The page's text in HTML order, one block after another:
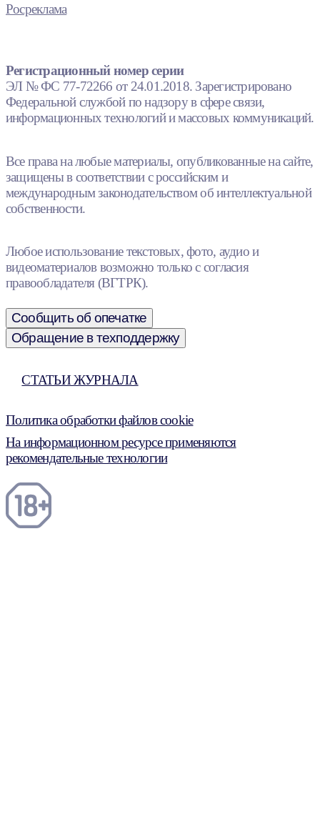
Росреклама
Регистрационный номер серии
ЭЛ № ФС 77-72266 от 24.01.2018. Зарегистрировано
Федеральной службой по надзору в сфере связи,
информационных технологий и массовых коммуникаций.
Все права на любые материалы, опубликованные на сайте,
защищены в соответствии с российским и
международным законодательством об интеллектуальной
собственности.
Любое использование текстовых, фото, аудио и
видеоматериалов возможно только с согласия
правообладателя (ВГТРК).
Сообщить об опечатке
Обращение в техподдержку
СТАТЬИ ЖУРНАЛА
Политика обработки файлов cookie
На информационном ресурсе применяются
рекомендательные технологии